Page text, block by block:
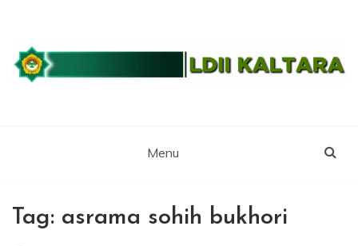
content
KALIMANTAN
UTARA
Menu
Tag: asrama sohih bukhori